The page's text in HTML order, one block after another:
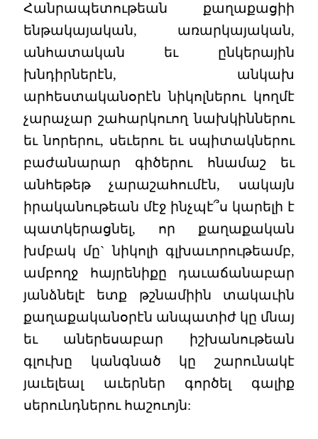
Հանրապետութեան քաղաքացիի
ենթակայական, առարկայական,
անհատական եւ ընկերային
խնդիրներէն, անկախ
արհեստականօրէն նիկոլներու կողմէ
չարաչար շահարկուող նախկիններու
եւ նորերու, սեւերու եւ սպիտակներու
բաժանարար գիծերու հնամաշ եւ
անհեթեթ չարաշահումէն, սակայն
իրականութեան մէջ ինչպէ՞ս կարելի է
պատկերացնել, որ քաղաքական
խմբակ մը` նիկոլի գլխաւորութեամբ,
ամբողջ հայրենիքը դաւաճանաբար
յանձնելէ ետք թշնամիին տակաւին
քաղաքականօրէն անպատիժ կը մնայ
եւ աներեսաբար իշխանութեան
գլուխը կանգնած կը շարունակէ
յաւելեալ աւերներ գործել գալիք
սերունդներու հաշուոյն: